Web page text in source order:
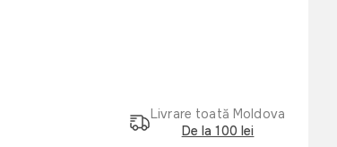
Livrare toată Moldova
De la 100 lei